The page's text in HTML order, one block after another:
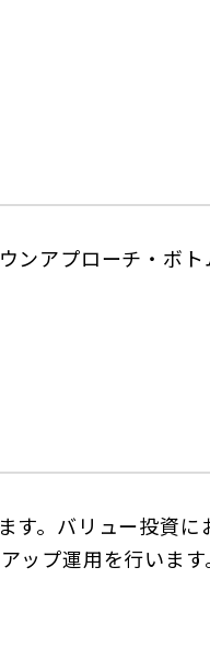
ンアプローチ・ボ
す。バリュー投資に
ップ運用を行います